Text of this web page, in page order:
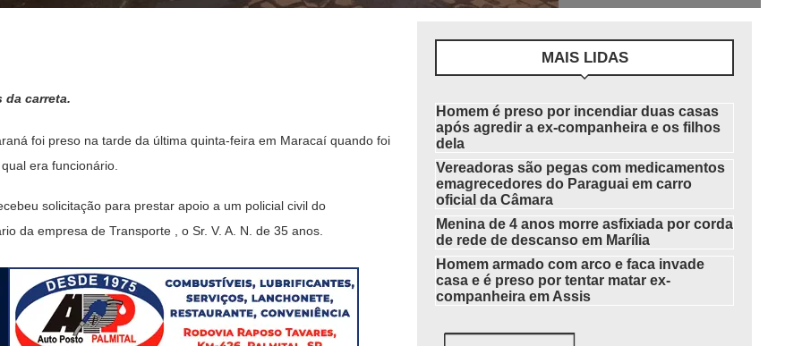
da carreta.
foi preso na tarde da última quinta-feira em Maracaí quando foi
era funcionário.
solicitação para prestar apoio a um policial civil do
da empresa de Transporte , o Sr. V. A. N. de 35 anos.
MAIS LIDAS
Homem é preso por incendiar duas casas
após agredir a ex-companheira e os filhos
dela
Vereadoras são pegas com medicamentos
emagrecedores do Paraguai em carro
oficial da Câmara
Menina de 4 anos morre asfixiada por corda
de rede de descanso em Marília
Homem armado com arco e faca invade
casa e é preso por tentar matar ex-
companheira em Assis